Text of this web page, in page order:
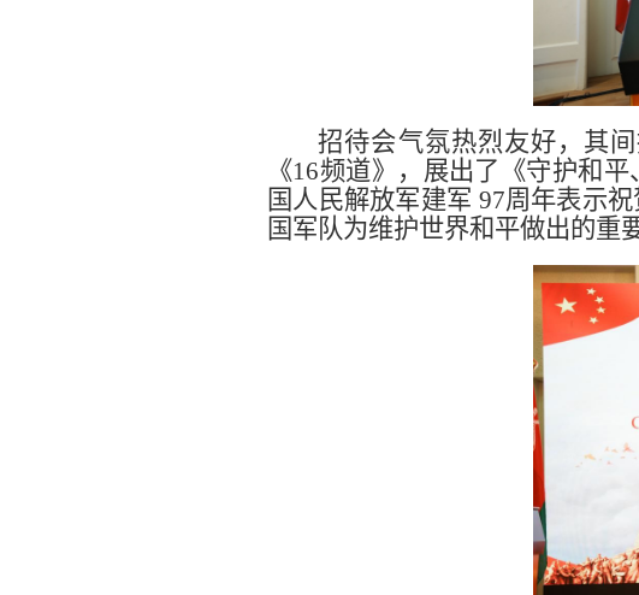
招待会气氛热烈友好， 其
《16频道》，展出了《守护和
国人民解放军建军 97周年表示
国军队为维护世界和平做出的重